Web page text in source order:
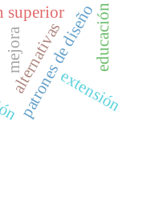
superior
patrones de diseño
extensión
alternativas
mejora educación